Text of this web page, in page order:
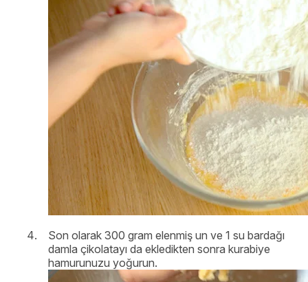
Son olarak 300 gram elenmiş un ve 1 su bardağı
damla çikolatayı da ekledikten sonra kurabiye
hamurunuzu yoğurun.